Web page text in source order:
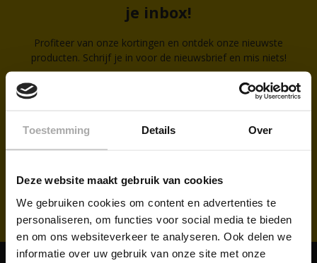
Toestemming Details Over
Deze website maakt gebruik van cookies
We gebruiken cookies om content en advertenties te
personaliseren, om functies voor social media te bieden
en om ons websiteverkeer te analyseren. Ook delen we
informatie over uw gebruik van onze site met onze
je inbox!
Profiteer van onze kortingen en ontdek onze nieuwste
producten. Schrijf je in voor de nieuwsbrief en mis niets!